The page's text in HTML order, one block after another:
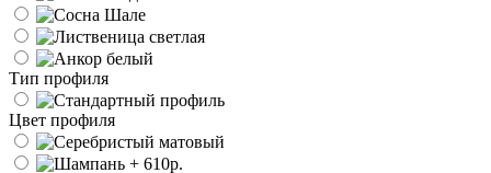
Тип профиля
Цвет профиля